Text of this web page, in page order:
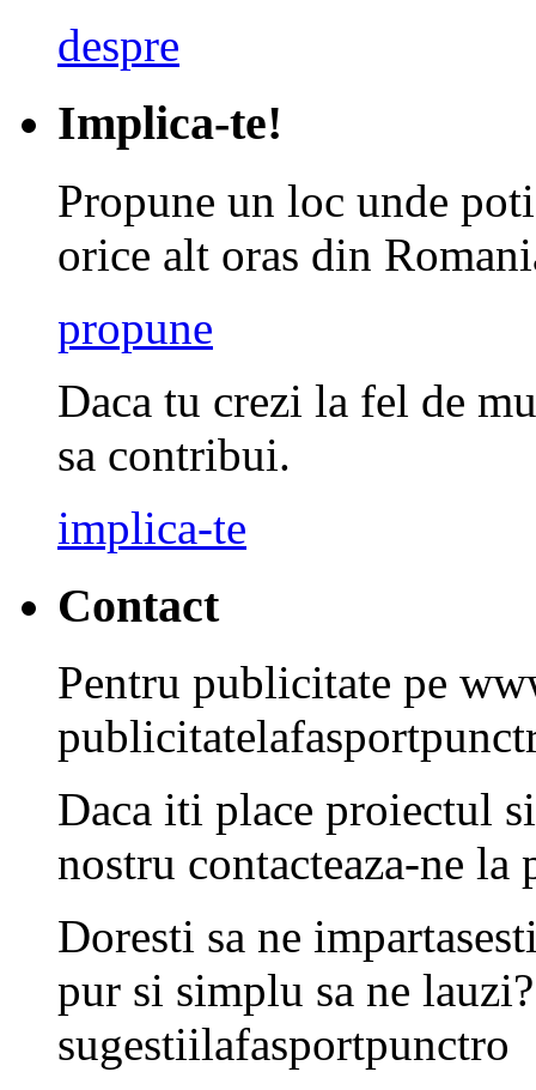
despre
Implica-te!
Propune un loc unde
orice alt oras din
propune
Daca tu crezi la fel de
sa contribui.
implica-te
Contact
Pentru publicitate pe
publicitatelafasportpunct
Daca iti place proiectul
nostru contacteaza-ne la
Doresti sa ne
pur si simplu sa ne
sugestiilafasportpunctro